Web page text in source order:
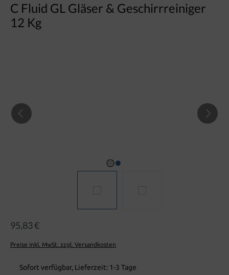
C Fluid GL Gläser & Geschirrreiniger
12 Kg
95,83 €
Preise inkl. MwSt. zzgl. Versandkosten
Sofort verfügbar, Lieferzeit: 1-3 Tage